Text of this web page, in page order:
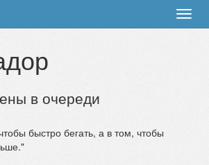
в очереди
быстро бегать, а в том, чтобы